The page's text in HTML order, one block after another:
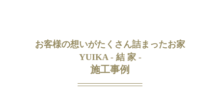
お客様の想いがたくさん詰まったお家
YUIKA - 結 家 -
施工事例